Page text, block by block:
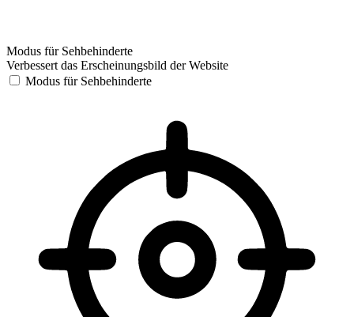
Modus für Sehbehinderte
Verbessert das Erscheinungsbild der Website
Modus für Sehbehinderte